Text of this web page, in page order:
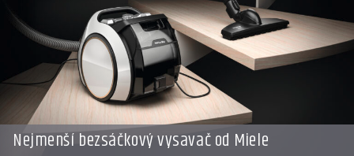
Nejmenší bezsáčkový vysavač od Miele